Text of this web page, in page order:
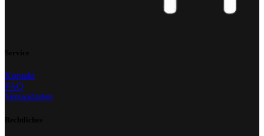
Kontakt
FAQ
Versandarten